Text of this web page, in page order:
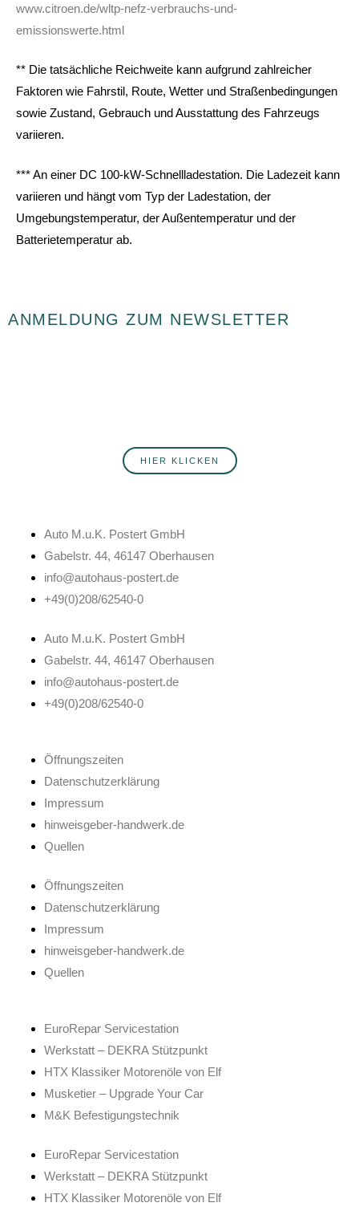
www.citroen.de/wltp-nefz-verbrauchs-und-
emissionswerte.html
** Die tatsächliche Reichweite kann aufgrund zahlreicher
Faktoren wie Fahrstil, Route, Wetter und Straßenbedingungen
sowie Zustand, Gebrauch und Ausstattung des Fahrzeugs
variieren.
*** An einer DC 100-kW-Schnellladestation. Die Ladezeit kann
variieren und hängt vom Typ der Ladestation, der
Umgebungstemperatur, der Außentemperatur und der
Batterietemperatur ab.
ANMELDUNG ZUM NEWSLETTER
HIER KLICKEN
Auto M.u.K. Postert GmbH
Gabelstr. 44, 46147 Oberhausen
info@autohaus-postert.de
+49(0)208/62540-0
Auto M.u.K. Postert GmbH
Gabelstr. 44, 46147 Oberhausen
info@autohaus-postert.de
+49(0)208/62540-0
Öffnungszeiten
Datenschutzerklärung
Impressum
hinweisgeber-handwerk.de
Quellen
Öffnungszeiten
Datenschutzerklärung
Impressum
hinweisgeber-handwerk.de
Quellen
EuroRepar Servicestation
Werkstatt – DEKRA Stützpunkt
HTX Klassiker Motorenöle von Elf
Musketier – Upgrade Your Car
M&K Befestigungstechnik
EuroRepar Servicestation
Werkstatt – DEKRA Stützpunkt
HTX Klassiker Motorenöle von Elf